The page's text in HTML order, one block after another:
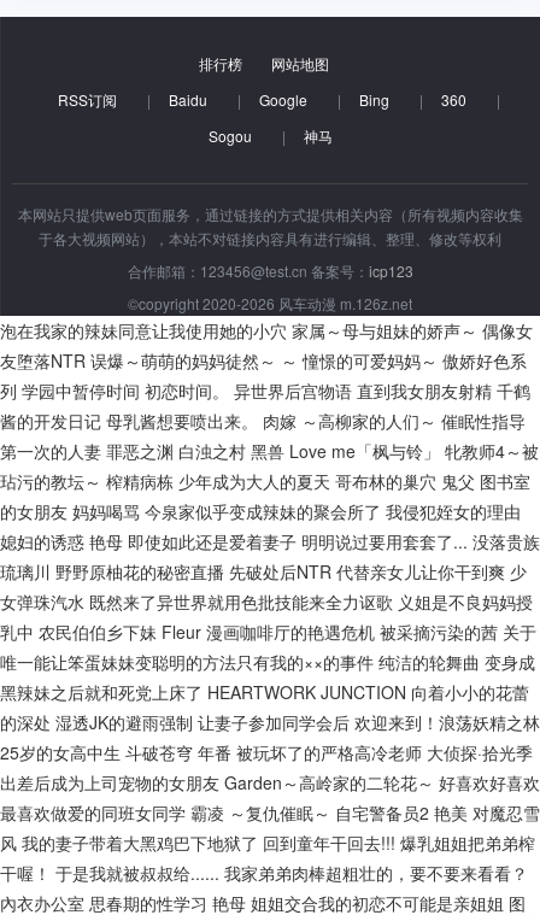
排行榜
网站地图
RSS订阅
| Baidu | Google | Bing | 360
|
Sogou
| 神马
本网站只提供web页面服务，通过链接的方式提供相关内容（所有视频内容收集
于各大视频网站），本站不对链接内容具有进行编辑、整理、修改等权利
合作邮箱：123456@test.cn 备案号： icp123
©copyright 2020-2026 风车动漫 m.126z.net
泡在我家的辣妹同意让我使用她的小穴 家属～母与姐妹的娇声～ 偶像女
友堕落NTR 误爆～萌萌的妈妈徒然～ ～ 憧憬的可爱妈妈～ 傲娇好色系
列 学园中暂停时间 初恋时间。 异世界后宫物语 直到我女朋友射精 千鹤
酱的开发日记 母乳酱想要喷出来。 肉嫁 ～高柳家的人们～ 催眠性指导
第一次的人妻 罪恶之渊 白浊之村 黑兽 Love me「枫与铃」 牝教师4～被
玷污的教坛～ 榨精病栋 少年成为大人的夏天 哥布林的巢穴 鬼父 图书室
的女朋友 妈妈喝骂 今泉家似乎变成辣妹的聚会所了 我侵犯姪女的理由
媳妇的诱惑 艳母 即使如此还是爱着妻子 明明说过要用套套了... 没落贵族
琉璃川 野野原柚花的秘密直播 先破处后NTR 代替亲女儿让你干到爽 少
女弹珠汽水 既然来了异世界就用色批技能来全力讴歌 义姐是不良妈妈授
乳中 农民伯伯乡下妹 Fleur 漫画咖啡厅的艳遇危机 被采摘污染的茜 关于
唯一能让笨蛋妹妹变聪明的方法只有我的××的事件 纯洁的轮舞曲 变身成
黑辣妹之后就和死党上床了 HEARTWORK JUNCTION 向着小小的花蕾
的深处 湿透JK的避雨强制 让妻子参加同学会后 欢迎来到！浪荡妖精之林
25岁的女高中生 斗破苍穹 年番 被玩坏了的严格高冷老师 大侦探·拾光季
出差后成为上司宠物的女朋友 Garden～高岭家的二轮花～ 好喜欢好喜欢
最喜欢做爱的同班女同学 霸凌 ～复仇催眠～ 自宅警备员2 艳美 对魔忍雪
风 我的妻子带着大黑鸡巴下地狱了 回到童年干回去!!! 爆乳姐姐把弟弟榨
干喔！ 于是我就被叔叔给...... 我家弟弟肉棒超粗壮的，要不要来看看？
內衣办公室 思春期的性学习 艳母 姐姐交合我的初恋不可能是亲姐姐 图